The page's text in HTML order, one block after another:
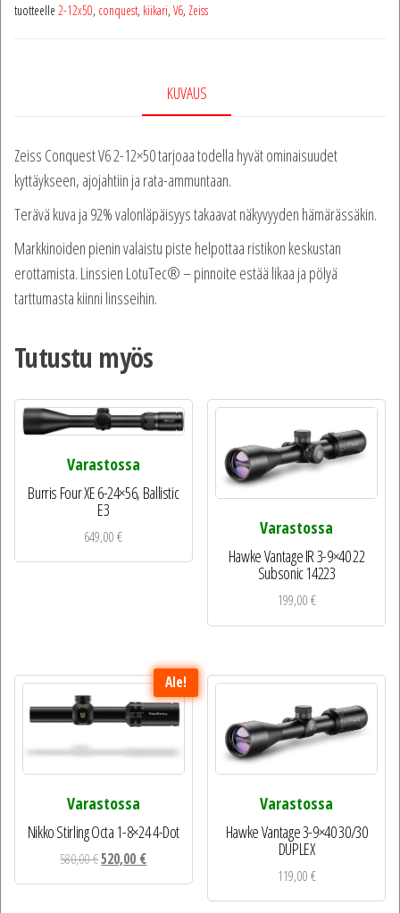
tuotteelle 2-12x50, conquest, kiikari, V6, Zeiss
KUVAUS
Zeiss Conquest V6 2-12×50 tarjoaa todella hyvät ominaisuudet
kyttäykseen, ajojahtiin ja rata-ammuntaan.
Terävä kuva ja 92% valonläpäisyys takaavat näkyvyyden hämärässäkin.
Markkinoiden pienin valaistu piste helpottaa ristikon keskustan
erottamista. Linssien LotuTec­® – pinnoite estää likaa ja pölyä
tarttumasta kiinni linsseihin.
Tutustu myös
Varastossa
Burris Four XE 6-24×56, Ballistic
E3
649,00€
Varastossa
Hawke Vantage IR 3-9×40 22
Subsonic 14223
199,00€
Ale!
Varastossa
Nikko Stirling Octa 1-8×24 4-Dot
580,00€Alkuperäinen
hinta
520,00 €Nykyinen
hinta
Varastossa
Hawke Vantage 3-9×40 30/30
DUPLEX
119,00€